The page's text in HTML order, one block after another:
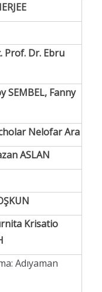
Prof. Dr. Ebru
SEMBEL, Fanny
Nelofar Ara
ASLAN
Krisatio
Adıyaman